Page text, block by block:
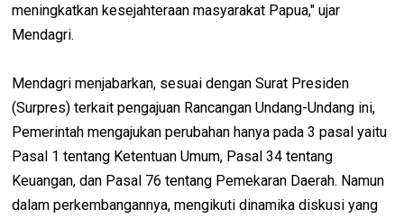
meningkatkan kesejahteraan masyarakat Papua," ujar
Mendagri.
Mendagri menjabarkan, sesuai dengan Surat Presiden
(Surpres) terkait pengajuan Rancangan Undang-Undang ini,
Pemerintah mengajukan perubahan hanya pada 3 pasal yaitu
Pasal 1 tentang Ketentuan Umum, Pasal 34 tentang
Keuangan, dan Pasal 76 tentang Pemekaran Daerah. Namun
dalam perkembangannya, mengikuti dinamika diskusi yang